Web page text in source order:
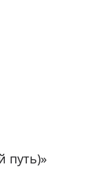
путь)»